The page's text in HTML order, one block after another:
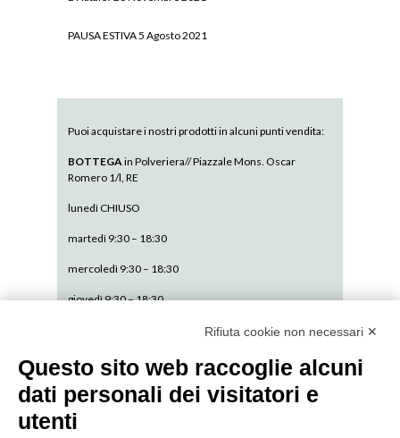
PAUSA ESTIVA5 Agosto 2021
Puoi acquistare i nostri prodotti in alcuni punti vendita:
BOTTEGAin Polveriera// Piazzale Mons. Oscar
Romero 1/l, RE
lunedì CHIUSO
martedì 9:30 – 18:30
mercoledì 9:30 – 18:30
giovedì 9:30 – 18:30
sabato 9:30 – 13:30
domenica CHIUSO
Rifiuta cookie non necessari ✕
Questo sito web raccoglie alcuni
dati personali dei visitatori e
utenti